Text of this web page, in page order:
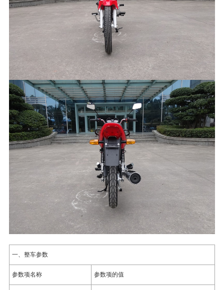
一、整车参数
参数项名称 参数项的值